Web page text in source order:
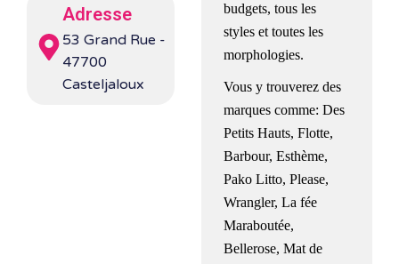
Adresse
53 Grand Rue -
47700
Casteljaloux
budgets, tous les
styles et toutes les
morphologies.
Vous y trouverez des
marques comme: Des
Petits Hauts, Flotte,
Barbour, Esthème,
Pako Litto, Please,
Wrangler, La fée
Maraboutée,
Bellerose, Mat de